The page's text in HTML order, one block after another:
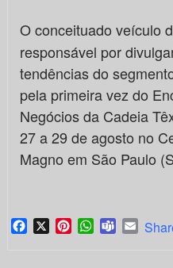
O conceituado veículo
responsável por
tendências do
pela primeira vez do
Negócios da Cadeia
27 a 29 de agosto no
Magno em São Paulo
Facebook
X PinterestWhatsApp
TeamsEmail